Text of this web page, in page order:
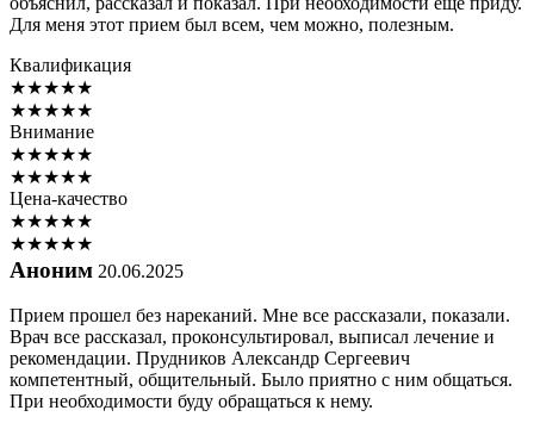
Для меня этот прием был всем, чем можно, полезным.
Квалификация
★★★★★
★★★★★
Внимание
★★★★★
★★★★★
Цена-качество
★★★★★
★★★★★
Аноним 20.06.2025
Прием прошел без нареканий. Мне все рассказали, показали.
Врач все рассказал, проконсультировал, выписал лечение и
рекомендации. Прудников Александр Сергеевич
компетентный, общительный. Было приятно с ним общаться.
При необходимости буду обращаться к нему.